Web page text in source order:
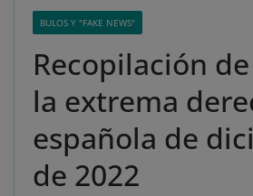
BULOS Y "FAKE NEWS"
Recopilación
la extrema
española de
de 2022